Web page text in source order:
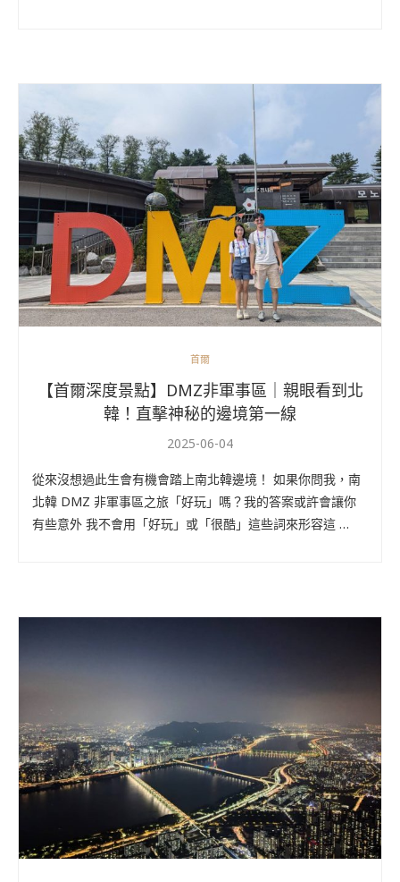
首爾
【首爾深度景點】DMZ非軍事區｜親眼看到北
韓！直擊神秘的邊境第一線
2025-06-04
從來沒想過此生會有機會踏上南北韓邊境！ 如果你問我，南
北韓 DMZ 非軍事區之旅「好玩」嗎？我的答案或許會讓你
有些意外 我不會用「好玩」或「很酷」這些詞來形容這 …